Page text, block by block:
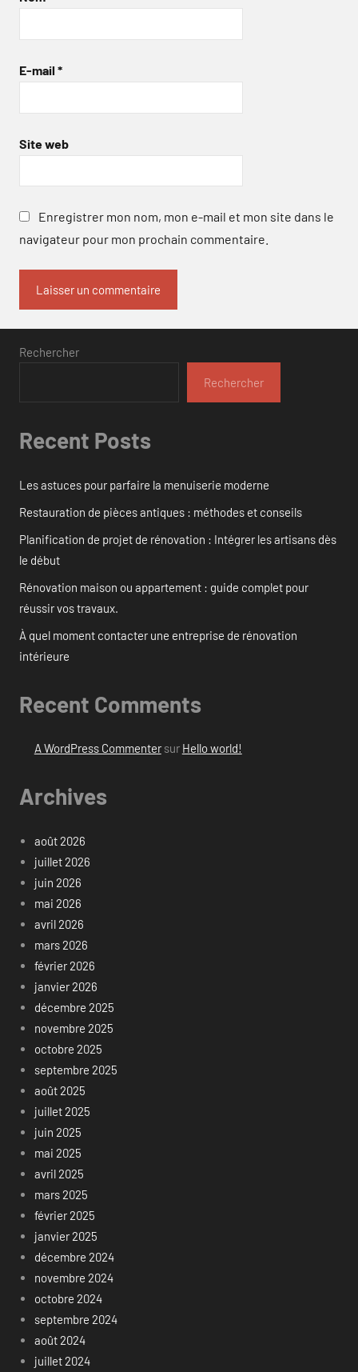
E-mail *
Site web
Enregistrer mon nom, mon e-mail et mon site dans le
navigateur pour mon prochain commentaire.
Rechercher
Rechercher
Recent Posts
Les astuces pour parfaire la menuiserie moderne
Restauration de pièces antiques : méthodes et conseils
Planification de projet de rénovation : Intégrer les artisans dès
le début
Rénovation maison ou appartement : guide complet pour
réussir vos travaux.
À quel moment contacter une entreprise de rénovation
intérieure
Recent Comments
A WordPress Commentersur Hello world!
Archives
août 2026
juillet 2026
juin 2026
mai 2026
avril 2026
mars 2026
février 2026
janvier 2026
décembre 2025
novembre 2025
octobre 2025
septembre 2025
août 2025
juillet 2025
juin 2025
mai 2025
avril 2025
mars 2025
février 2025
janvier 2025
décembre 2024
novembre 2024
octobre 2024
septembre 2024
août 2024
juillet 2024